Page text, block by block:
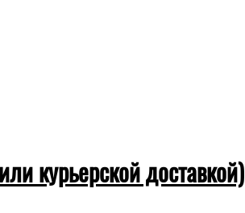
курьерской доставкой)